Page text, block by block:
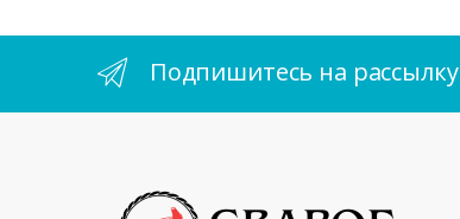
Подпишитесь на рассылку